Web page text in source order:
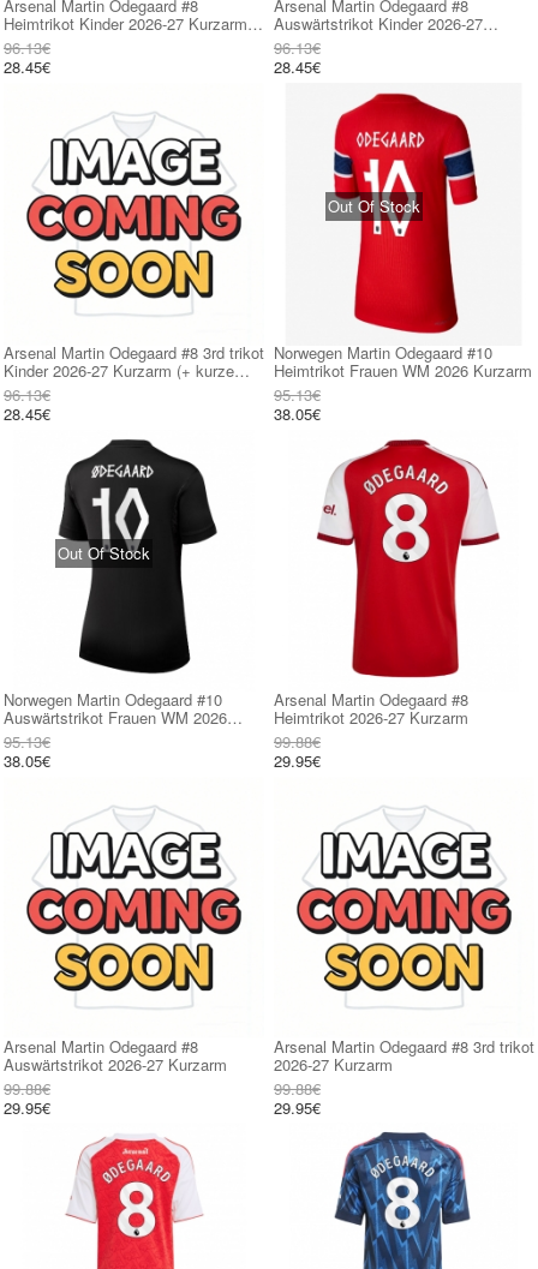
Arsenal Martin Odegaard #8
Heimtrikot Kinder 2026-27 Kurzarm
(+ kurze hosen)
96.13€
28.45€
Arsenal Martin Odegaard #8
Auswärtstrikot Kinder 2026-27
Kurzarm (+ kurze hosen)
96.13€
28.45€
Arsenal Martin Odegaard #8 3rd trikot
Kinder 2026-27 Kurzarm (+ kurze
hosen)
96.13€
28.45€
Out Of Stock
Norwegen Martin Odegaard #10
Heimtrikot Frauen WM 2026 Kurzarm
95.13€
38.05€
Out Of Stock
Norwegen Martin Odegaard #10
Auswärtstrikot Frauen WM 2026
Kurzarm
95.13€
38.05€
Arsenal Martin Odegaard #8
Heimtrikot 2026-27 Kurzarm
99.88€
29.95€
Arsenal Martin Odegaard #8
Auswärtstrikot 2026-27 Kurzarm
99.88€
29.95€
Arsenal Martin Odegaard #8 3rd trikot
2026-27 Kurzarm
99.88€
29.95€